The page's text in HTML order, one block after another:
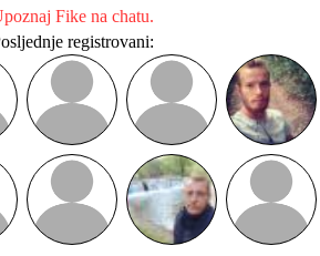
Fike na chatu.
registrovani: